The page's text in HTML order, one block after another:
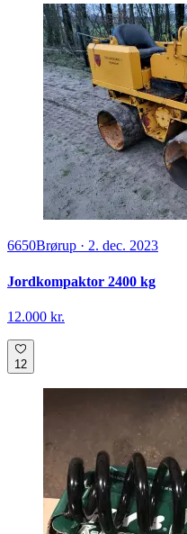
6650Brørup · 2. dec. 2023
Jordkompaktor 2400 kg
12.000 kr.
12